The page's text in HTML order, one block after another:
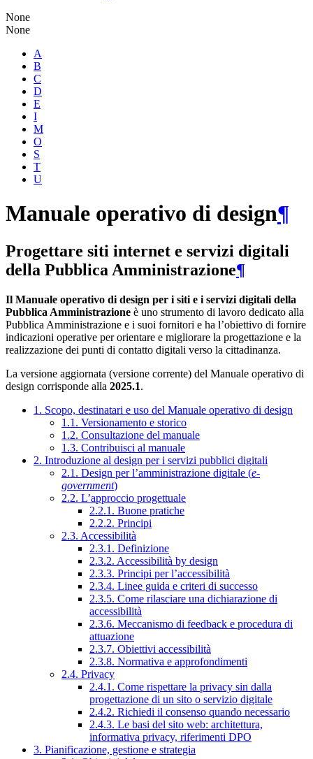
None
None
A
B
C
D
E
I
M
O
S
T
U
Manuale operativo di design¶
Progettare siti internet e servizi digitali
della Pubblica Amministrazione¶
Il Manuale operativo di design per i siti e i servizi digitali della
Pubblica Amministrazione è uno strumento di lavoro dedicato alla
Pubblica Amministrazione e i suoi fornitori e ha l’obiettivo di fornire
indicazioni operative per orientare e migliorare la progettazione e la
realizzazione dei punti di contatto digitali verso la cittadinanza.
La versione aggiornata (versione corrente) del Manuale operativo di
design corrisponde alla 2025.1.
1. Scopo, destinatari e uso del Manuale operativo di design
1.1. Versionamento e storico
1.2. Consultazione del manuale
1.3. Contribuisci al manuale
2. Introduzione al design per i servizi pubblici digitali
2.1. Design per l’amministrazione digitale (e-
government)
2.2. L’approccio progettuale
2.2.1. Buone pratiche
2.2.2. Principi
2.3. Accessibilità
2.3.1. Definizione
2.3.2. Accessibilità by design
2.3.3. Principi per l’accessibilità
2.3.4. Linee guida e criteri di successo
2.3.5. Come rilasciare una dichiarazione di
accessibilità
2.3.6. Meccanismo di feedback e procedura di
attuazione
2.3.7. Obiettivi accessibilità
2.3.8. Normativa e approfondimenti
2.4. Privacy
2.4.1. Come rispettare la privacy sin dalla
progettazione di un sito o servizio digitale
2.4.2. Richiedi il consenso quando necessario
2.4.3. Le basi del sito web: architettura,
informativa privacy, riferimenti DPO
3. Pianificazione, gestione e strategia